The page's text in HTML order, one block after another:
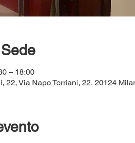
– 18:00
22, Via Napo Torriani, 22, 20124